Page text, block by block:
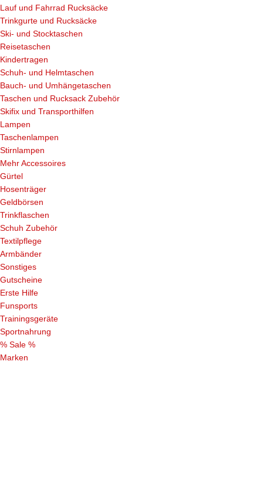
Lauf und Fahrrad Rucksäcke
Trinkgurte und Rucksäcke
Ski- und Stocktaschen
Reisetaschen
Kindertragen
Schuh- und Helmtaschen
Bauch- und Umhängetaschen
Taschen und Rucksack Zubehör
Skifix und Transporthilfen
Lampen
Taschenlampen
Stirnlampen
Mehr Accessoires
Gürtel
Hosenträger
Geldbörsen
Trinkflaschen
Schuh Zubehör
Textilpflege
Armbänder
Sonstiges
Gutscheine
Erste Hilfe
Funsports
Trainingsgeräte
Sportnahrung
% Sale %
Marken